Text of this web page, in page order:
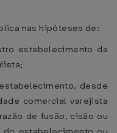
nas hipóteses de:
estabelecimento da
desde
comercial varejista
de fusão, cisão ou